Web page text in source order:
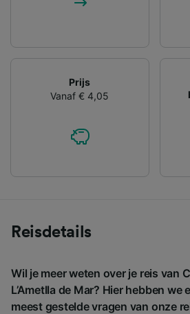
Prijs
Vanaf € 4,05
Reisdetails
Wil je meer weten over je reis van
L’Ametlla de Mar? Hier hebben we
meest gestelde vragen van onze